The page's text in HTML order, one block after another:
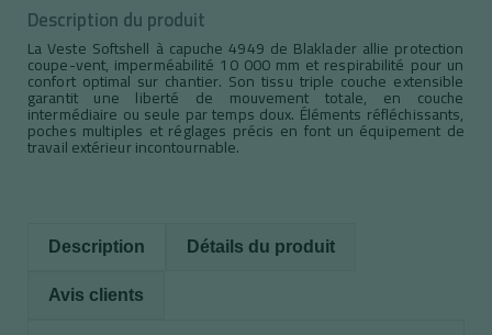
Description du produit
La Veste Softshell à capuche 4949 de Blaklader allie protection
coupe-vent, imperméabilité 10 000 mm et respirabilité pour un
confort optimal sur chantier. Son tissu triple couche extensible
garantit une liberté de mouvement totale, en couche
intermédiaire ou seule par temps doux. Éléments réfléchissants,
poches multiples et réglages précis en font un équipement de
travail extérieur incontournable.
Description Détails du produit
Avis clients